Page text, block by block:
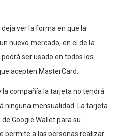
ver la forma en que la
nuevo mercado, en el de la
ser usado en todos los
acepten MasterCard.
compañía la tarjeta no tendrá
ninguna mensualidad. La tarjeta
Google Wallet para su
permite a las personas realizar